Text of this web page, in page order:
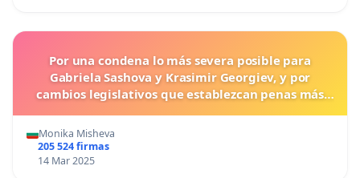
Por una condena lo más severa posible para
Gabriela Sashova y Krasimir Georgiev, y por
cambios legislativos que establezcan penas más
Monika Misheva
205 524 firmas
14 Mar 2025